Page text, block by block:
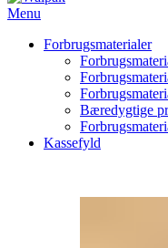
Menu
Forbrugsmaterialer
Bæredygtige
Kassefyld